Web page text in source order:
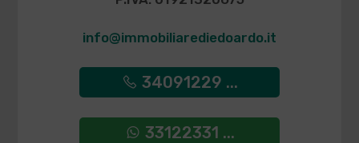
info@immobiliarediedoardo.it
34091229 ...
33122331 ...